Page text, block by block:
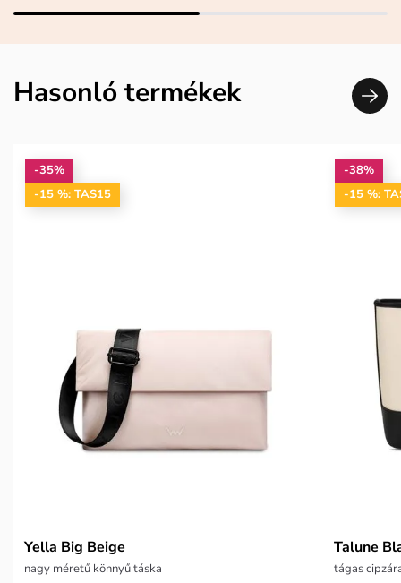
Hasonló termékek
-35%
-15 %: TAS15
Yella Big Beige
nagy méretű könnyű táska
-38%
-15 %:
Talune
tágas